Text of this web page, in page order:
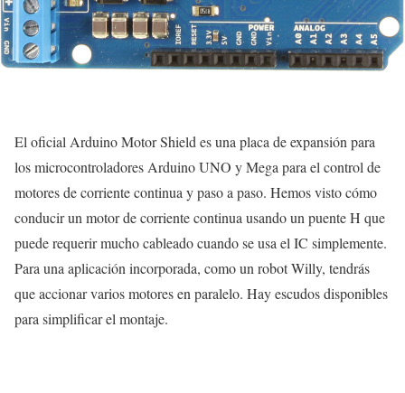
El oficial Arduino Motor Shield es una placa de expansión para
los microcontroladores Arduino UNO y Mega para el control de
motores de corriente continua y paso a paso. Hemos visto cómo
conducir un motor de corriente continua usando un puente H que
puede requerir mucho cableado cuando se usa el IC simplemente.
Para una aplicación incorporada, como un robot Willy, tendrás
que accionar varios motores en paralelo. Hay escudos disponibles
para simplificar el montaje.